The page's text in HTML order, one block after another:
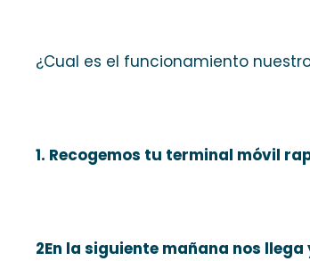
¿Cual es el funcionamiento
1. Recogemos tu terminal móvil
2En la siguiente mañana nos